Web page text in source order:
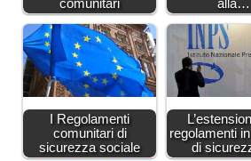
comunitari alla…
I Regolamenti
comunitari di
sicurezza sociale
regolamenti
di